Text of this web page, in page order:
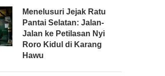
Menelusuri Jejak Ratu
Pantai Selatan: Jalan-
Jalan ke Petilasan Nyi
Roro Kidul di Karang
Hawu